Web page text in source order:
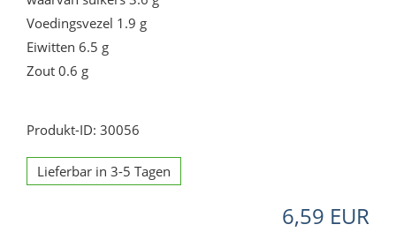
Voedingsvezel 1.9 g
Eiwitten 6.5 g
Zout 0.6 g
Produkt-ID: 30056
Lieferbar in 3-5 Tagen
6,59 EUR